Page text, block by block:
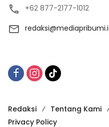
+62 877-2177-1012
Redaksi Tentang Kami
Privacy Policy